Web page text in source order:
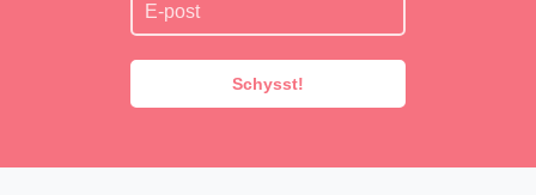
Schysst!